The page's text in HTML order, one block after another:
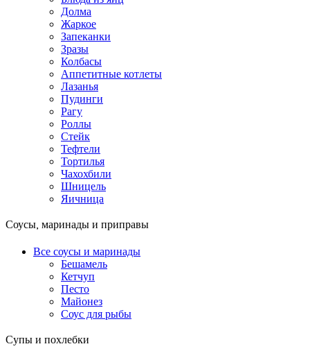
Долма
Жаркое
Запеканки
Зразы
Колбасы
Аппетитные котлеты
Лазанья
Пудинги
Рагу
Роллы
Стейк
Тефтели
Тортилья
Чахохбили
Шницель
Яичница
Соусы, маринады и приправы
Все соусы и маринады
Бешамель
Кетчуп
Песто
Майонез
Соус для рыбы
Супы и похлебки